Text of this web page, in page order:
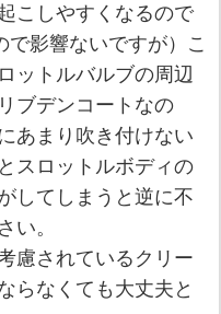
こしやすくなるので
影響ないですが）こ
ットルバルブの周辺
ブデンコートなの
あまり吹き付けない
スロットルボディの
してしまうと逆に不
い。
慮されているクリー
らなくても大丈夫と